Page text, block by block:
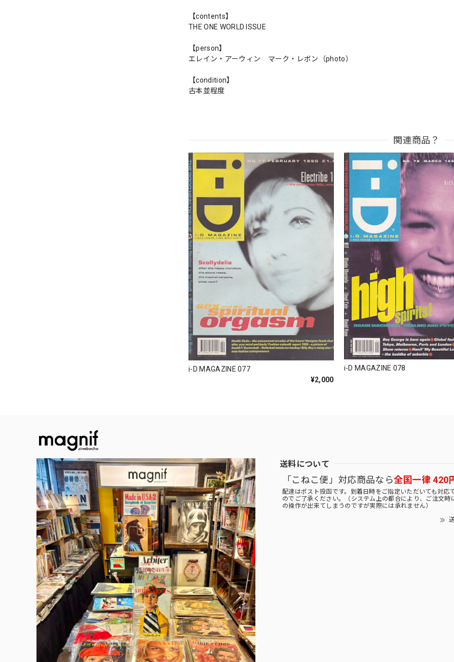
【contents】
THE ONE WORLD ISSUE
【person】
エレイン・アーウィン マーク・レボン（photo）
【condition】
古本並程度
関連商品？
i-D MAGAZINE 077
¥2,000
i-D MAGAZINE 078
送料について
「こねこ便」対応商品なら全国一律 420
配達はポスト投函です。到着日時をご指定いただいても対応
のでご了承ください。（システム上の都合により、ご注文時
の操作が出来てしまうのですが実際には承れません）